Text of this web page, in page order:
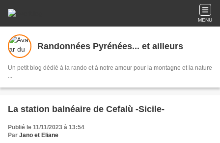
MENU
Randonnées Pyrénées... et ailleurs
Un petit blog dédié à la rando et à notre amour pour la montagne et la nature
...
La station balnéaire de Cefalù -Sicile-
Publié le 11/11/2023 à 13:54
Par Jano et Eliane